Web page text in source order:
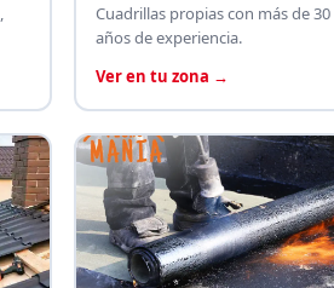
Cuadrillas propias con más de 30
años de experiencia.
Ver en tu zona →